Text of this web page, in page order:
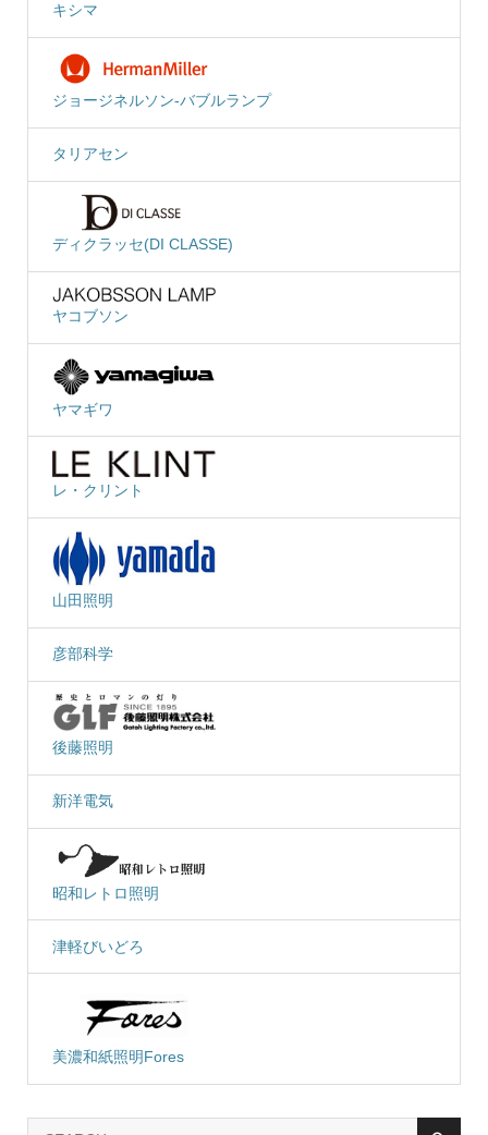
キシマ
ジョージネルソン-バブルランプ
タリアセン
ディクラッセ(DI CLASSE)
ヤコブソン
ヤマギワ
レ・クリント
山田照明
彦部科学
後藤照明
新洋電気
昭和レトロ照明
津軽びいどろ
美濃和紙照明Fores